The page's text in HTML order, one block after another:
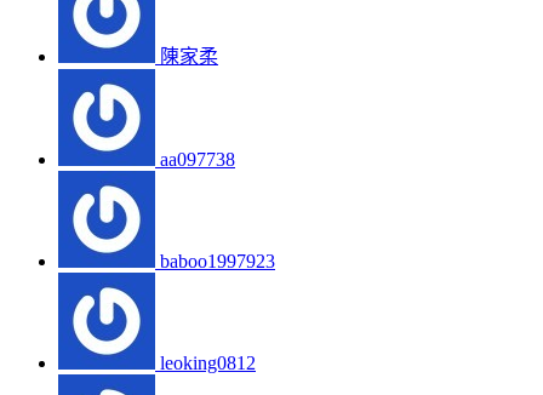
陳家柔
aa097738
baboo1997923
leoking0812